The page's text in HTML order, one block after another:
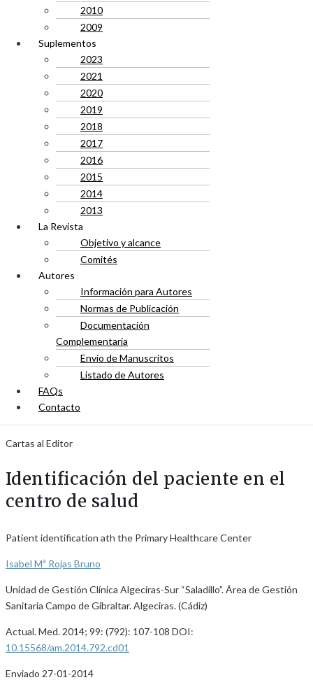
2010
2009
Suplementos
2023
2021
2020
2019
2018
2017
2016
2015
2014
2013
La Revista
Objetivo y alcance
Comités
Autores
Información para Autores
Normas de Publicación
Documentación
Complementaria
Envío de Manuscritos
Listado de Autores
FAQs
Contacto
Cartas al Editor
Identificación del paciente en el
centro de salud
Patient identification ath the Primary Healthcare Center
Isabel Mª Rojas Bruno
Unidad de Gestión Clínica Algeciras-Sur “Saladillo”. Área de Gestión
Sanitaria Campo de Gibraltar. Algeciras. (Cádiz)
Actual. Med. 2014; 99: (792): 107-108 DOI:
10.15568/am.2014.792.cd01
Enviado 27-01-2014